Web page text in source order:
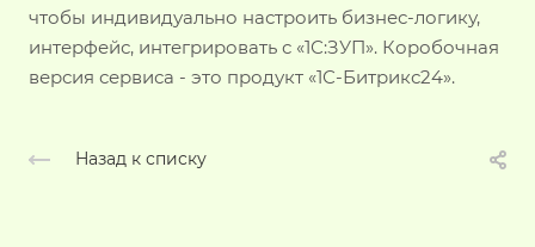
чтобы индивидуально настроить бизнес-логику,
интерфейс, интегрировать с «1С:ЗУП». Коробочная
версия сервиса - это продукт «1С-Битрикс24».
Назад к списку